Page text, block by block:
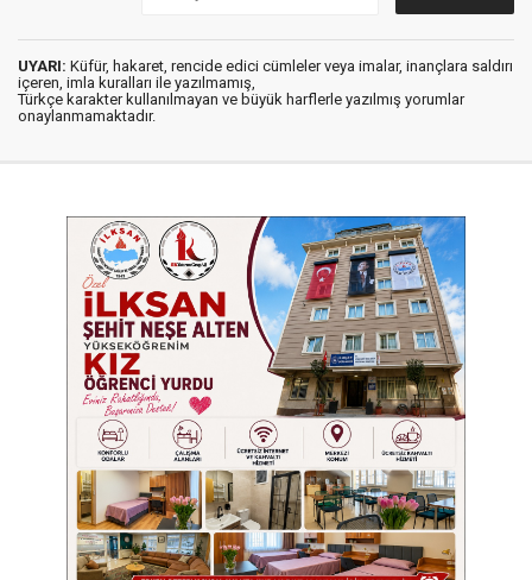
UYARI: Küfür, hakaret, rencide edici cümleler veya imalar, inançlara saldırı
içeren, imla kuralları ile yazılmamış,
Türkçe karakter kullanılmayan ve büyük harflerle yazılmış yorumlar
onaylanmamaktadır.